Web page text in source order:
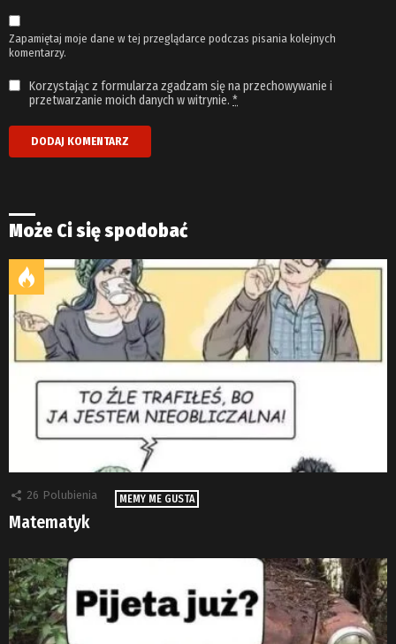
Zapamiętaj moje dane w tej przeglądarce podczas pisania kolejnych
komentarzy.
Korzystając z formularza zgadzam się na przechowywanie i
przetwarzanie moich danych w witrynie. *
Może Ci się spodobać
26 Polubienia MEMY ME GUSTA
Matematyk